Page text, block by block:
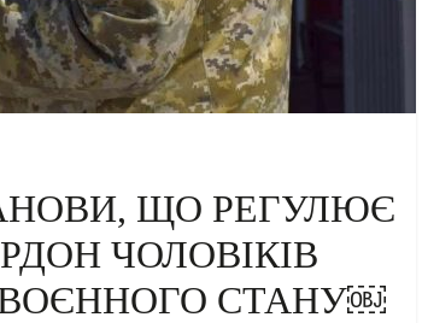
ЩО РЕГУЛЮЄ
ЧОЛОВІКІВ
ВОЄННОГО СТАНУ￼